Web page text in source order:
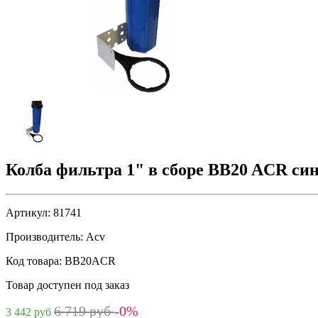
Колба фильтра 1" в сборе BB20 ACR
Артикул: 81741
Производитель: Acv
Код товара: BB20ACR
Товар доступен под заказ
3 442 руб 6 719 руб-0%